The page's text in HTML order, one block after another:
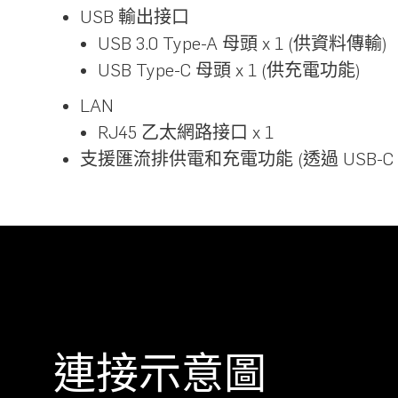
USB 輸出接口
USB 3.0 Type-A 母頭 x 1 (供資料傳輸)
USB Type-C 母頭 x 1 (供充電功能)
LAN
RJ45 乙太網路接口 x 1
支援匯流排供電和充電功能 (透過 USB-
連接示意圖